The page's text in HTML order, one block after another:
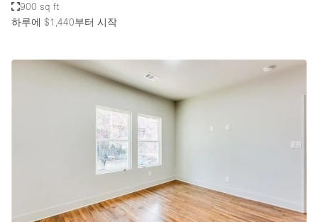
900 sq ft
하루에 $1,440부터 시작